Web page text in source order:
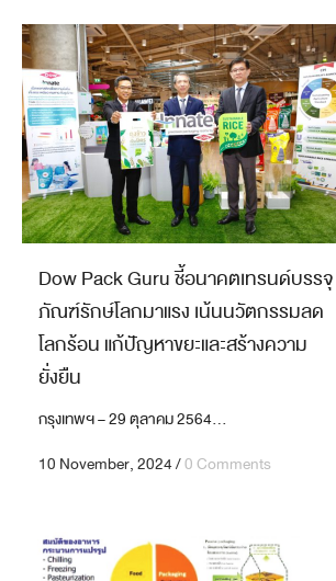
Dow Pack Guru ชี้อนาคตเทรนด์บรรจุ
ภัณฑ์รักษ์โลกมาแรง เน้นนวัตกรรมลด
โลกร้อน แก้ปัญหาขยะและสร้างความ
ยั่งยืน
กรุงเทพฯ – 29 ตุลาคม 2564...
10 November, 2024/0 Comments